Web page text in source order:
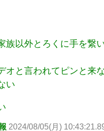
族以外とろくに手を繋
オと言われてピンと来
い
2024/08/05(月)